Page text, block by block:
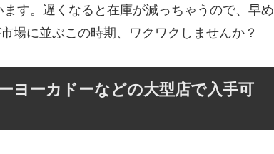
す。遅くなると在庫が減っちゃうので、早め
場に並ぶこの時期、ワクワクしませんか？
ヨーカドーなどの大型店で入手可